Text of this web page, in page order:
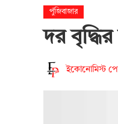
পুঁজিবাজার
দর বৃদ্ধির
ইকোনোমিস্ট